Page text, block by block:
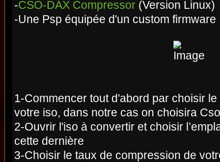
-CSO-DAX Compressor (Version Linux)
-Une Psp équipée d'un custom firmware
1-Commencer tout d'abord par choisir
votre iso, dans notre cas on choisira Cso
2-Ouvrir l'iso à convertir et choisir
cette dernière
3-Choisir le taux de compression de